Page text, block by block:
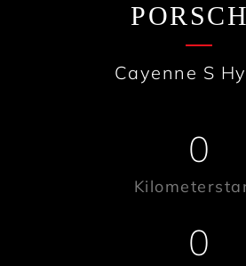
Cayenne S
0
0